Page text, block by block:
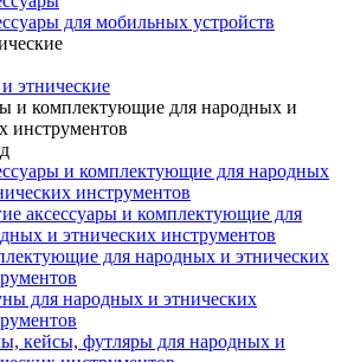
для мобильных устройств
этнические
и комплектующие для народных и
инструментов
и комплектующие для народных
инструментов
аксессуары и комплектующие для
и этнических инструментов
для народных и этнических
для народных и этнических
кейсы, футляры для народных и